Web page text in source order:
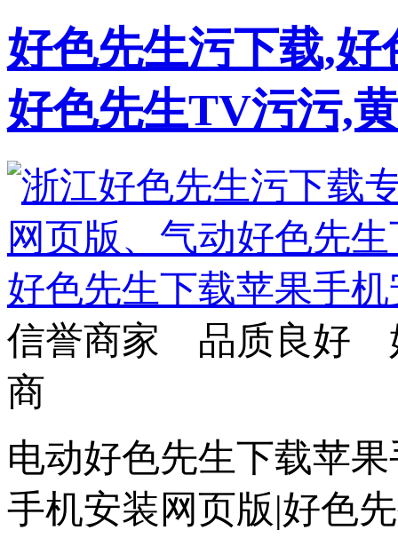
好色先生污下载,
好色先生TV污污,
信誉商家 品质良好
商
电动好色先生下载苹
手机安装网页版|好色